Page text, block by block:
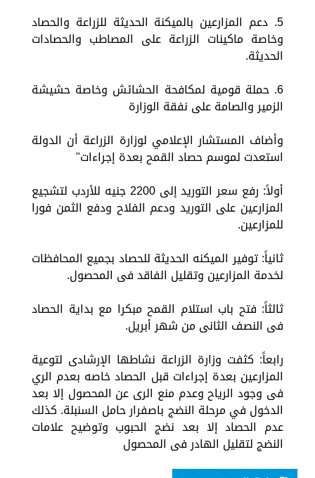
5. دعم المزارعين بالميكنة الحديثة للزراعة والحصاد
وخاصة ماكينات الزراعة على المصاطب والحصادات
الحديثة.
6. حملة قومية لمكافحة الحشائش وخاصة حشيشة
الزمير والصامة على نفقة الوزارة
وأضاف المستشار الإعلامي لوزارة الزراعة أن الدولة
استعدت لموسم حصاد القمح بعدة إجراءات"
أولاً: رفع سعر التوريد إلى 2200 جنيه للأردب لتشجيع
المزارعين على التوريد ودعم الفلاح ودفع الثمن فورا
للمزارعين.
ثانياً: توفير الميكنه الحديثة للحصاد بجميع المحافظات
لخدمة المزارعين وتقليل الفاقد فى المحصول.
ثالثاً: فتح باب استلام القمح مبكرا مع بداية الحصاد
فى النصف الثانى من شهر أبريل.
رابعاً: كثفت وزارة الزراعة نشاطها الإرشادى لتوعية
المزارعين بعدة إجراءات قبل الحصاد خاصه بعدم الري
فى وجود الرياح وعدم منع الرى عن المحصول إلا بعد
الدخول في مرحلة النضج باصفرار حامل السنبلة. كذلك
عدم الحصاد إلا بعد نضج الحبوب وتوضيح علامات
النضج لتقليل الهادر فى المحصول